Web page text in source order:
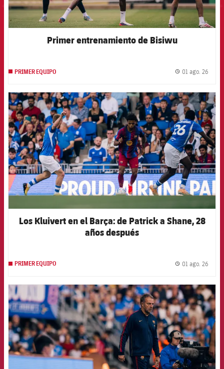
Primer entrenamiento de Bisiwu
PRIMER EQUIPO 01 ago. 26
FCB Barcelona badge
Los Kluivert en el Barça: de Patrick a Shane, 28
años después
PRIMER EQUIPO 01 ago. 26
FCB Barcelona badge